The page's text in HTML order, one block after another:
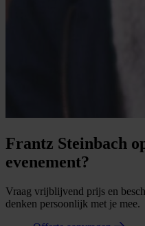
Frantz Steinbach
evenement?
Vraag vrijblijvend prijs en
denken persoonlijk met je mee.